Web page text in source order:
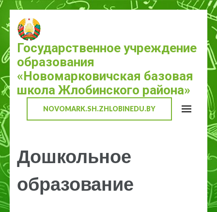
Перейти
к
содержимому
(нажмите
Enter)
Государственное учреждение
образования
«Новомарковичская базовая
школа Жлобинского района»
NOVOMARK.SH.ZHLOBINEDU.BY
Дошкольное
образование